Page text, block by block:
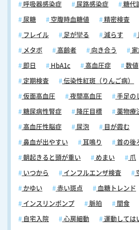
呼吸器感染症 尿路感染症 糖代
尿糖 空腹時血糖値 精密検査
フレイル 足が攣る 減らす
メタボ 高齢者 向き合う
即日 HbA1c 高血圧症 数値
定期検査 伝染性紅斑（りんご病）
仮面高血圧 夜間高血圧 手足の
糖尿病性腎症 降圧目標 薬物療
高血圧性脳症 尿泡 目が霞む
鼻血が出やすい 耳鳴り 首の後
朝起きると頭が重い めまい 爪
いつから インフルエンザ検査
かゆい 赤い斑点 血糖トレンド
インスリンポンプ 脈拍 間食
自宅入院 心房細動 運動しては